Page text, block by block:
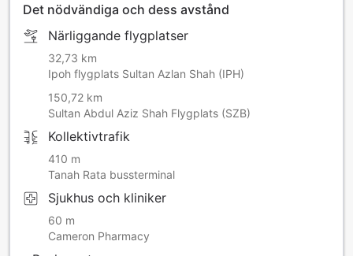
Det nödvändiga och dess avstånd
Närliggande flygplatser
32,73 km
Ipoh flygplats Sultan Azlan Shah (IPH)
150,72 km
Sultan Abdul Aziz Shah Flygplats (SZB)
Kollektivtrafik
410 m
Tanah Rata bussterminal
Sjukhus och kliniker
60 m
Cameron Pharmacy